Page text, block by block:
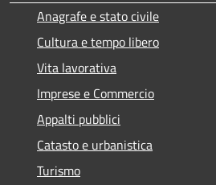
Anagrafe e stato civile
Cultura e tempo libero
Vita lavorativa
Imprese e Commercio
Appalti pubblici
Catasto e urbanistica
Turismo